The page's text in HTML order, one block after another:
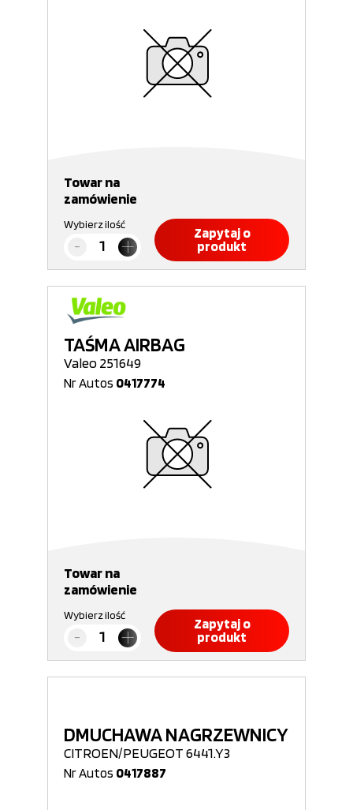
Towar na
zamówienie
Wybierz ilość
Zapytaj o
produkt
TAŚMA AIRBAG
Valeo 251649
Nr Autos 0417774
Towar na
zamówienie
Wybierz ilość
Zapytaj o
produkt
DMUCHAWA NAGRZEWNICY
CITROEN/PEUGEOT 6441.Y3
Nr Autos 0417887